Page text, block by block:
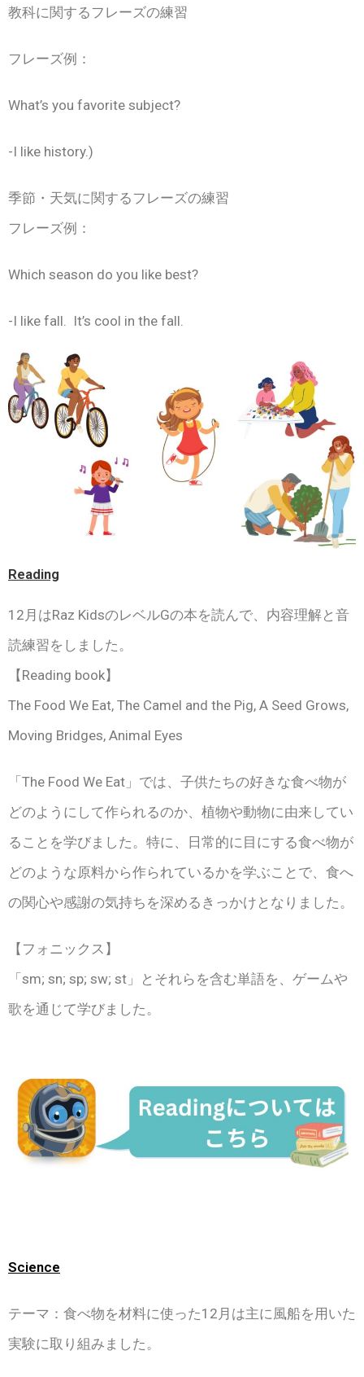
教科に関するフレーズの練習
フレーズ例：
What’s you favorite subject?
-I like history.)
季節・天気に関するフレーズの練習
フレーズ例：
Which season do you like best?
-I like fall. It’s cool in the fall.
Reading
12月はRaz KidsのレベルGの本を読んで、内容理解と音
読練習をしました。
【Reading book】
The Food We Eat, The Camel and the Pig, A Seed Grows,
Moving Bridges, Animal Eyes
「The Food We Eat」では、子供たちの好きな食べ物が
どのようにして作られるのか、植物や動物に由来してい
ることを学びました。特に、日常的に目にする食べ物が
どのような原料から作られているかを学ぶことで、食へ
の関心や感謝の気持ちを深めるきっかけとなりました。
【フォニックス】
「sm; sn; sp; sw; st」とそれらを含む単語を、ゲームや
歌を通じて学びました。
Science
テーマ：食べ物を材料に使った12月は主に風船を用いた
実験に取り組みました。